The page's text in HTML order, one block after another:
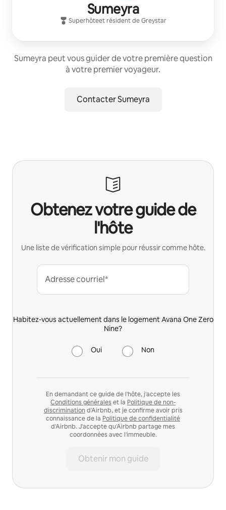
Sumeyra
Superhôteet résident deGreystar
Sumeyra peut vous guider de votre première question
à votre premier voyageur.
Contacter Sumeyra
Obtenez votre guide de
l'hôte
Une liste de vérification simple pour réussir comme hôte.
Adresse courriel*
Habitez-vous actuellement dans le logement Avana One Zero
Nine?
Oui Non
En demandant ce guide de l'hôte, j'accepte les
Conditions générales et la Politique de non-
discrimination d'Airbnb, et je confirme avoir pris
connaissance de la Politique de confidentialité
d'Airbnb. J'accepte qu'Airbnb partage mes
coordonnées avec l'immeuble.
Obtenir mon guide